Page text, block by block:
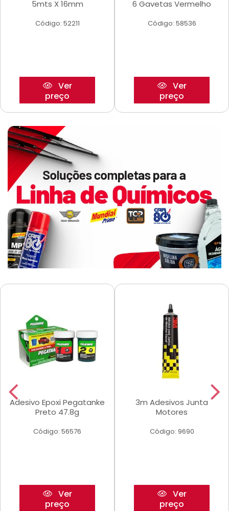
5mts X 16mm
Código: 52211
Ver
preço
6 Gavetas Vermelho
Código: 58536
Ver
preço
Adesivo Epoxi Pegatanke
Preto 47.8g
Código: 56576
Ver
preço
3m Adesivos Junta
Motores
Código: 9690
Ver
preço